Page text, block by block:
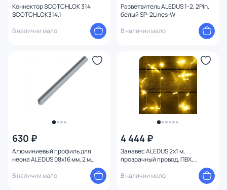
Коннектор SCOTCHLOK 314
SCOTCHLOK314.1
В наличии мало
Разветвитель ALEDUS 1-2, 2Pin,
белый SP-2Lines-W
В наличии мало
630 ₽
Алюминиевый профиль для
неона ALEDUS 08х16 мм, 2 м
В наличии мало
4 444 ₽
Занавес ALEDUS 2x1 м,
прозрачный провод, ПВХ,
теплый белый, без мерцания C-
TP-2x1M-WW
В наличии мало